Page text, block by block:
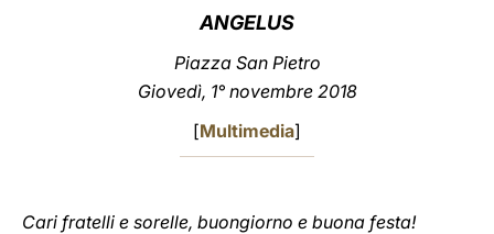
ANGELUS
Piazza San Pietro
Giovedì, 1° novembre 2018
[Multimedia]
Cari fratelli e sorelle, buongiorno e buona festa!